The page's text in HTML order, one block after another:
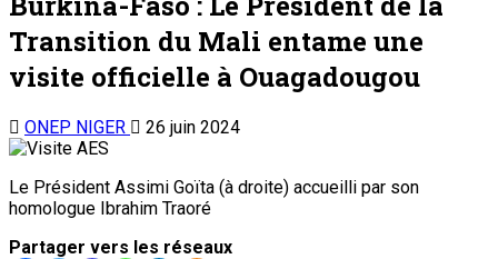
Transition du Mali entame une
visite officielle à Ouagadougou
ONEP NIGER 26 juin 2024
Le Président Assimi Goïta (à droite) accueilli par son
homologue Ibrahim Traoré
Partager vers les réseaux